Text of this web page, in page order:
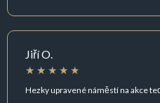
Jiří O.
Hezky upravené náměstí na akce